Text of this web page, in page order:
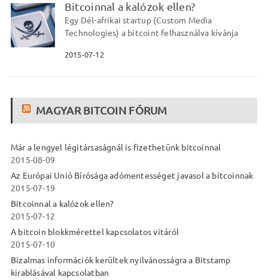
Bitcoinnal a kalózok ellen?
Egy Dél-afrikai startup (Custom Media
Technologies) a bitcoint felhasználva kívánja
2015-07-12
MAGYAR BITCOIN FÓRUM
Már a lengyel légitársaságnál is fizethetünk bitcoinnal
2015-08-09
Az Európai Unió Bírósága adómentességet javasol a bitcoinnak
2015-07-19
Bitcoinnal a kalózok ellen?
2015-07-12
A bitcoin blokkmérettel kapcsolatos vitáról
2015-07-10
Bizalmas információk kerültek nyilvánosságra a Bitstamp
kirablásával kapcsolatban